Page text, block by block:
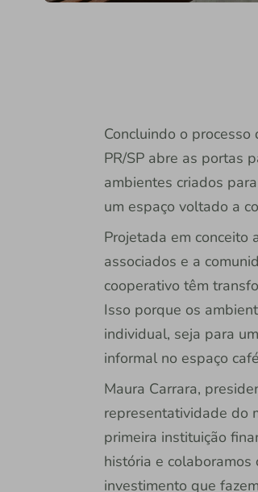
Concluindo o
PR/SP abre as portas
ambientes criados
um espaço voltado a
Projetada em conceito
associados e a
cooperativo têm
Isso porque os
individual, seja para
informal no espaço
Maura Carrara,
representatividade do
primeira instituição
história e
investimento que